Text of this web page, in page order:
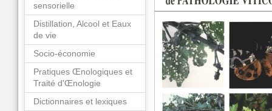
sensorielle
Distillation, Alcool et Eaux
de vie
Socio-économie
Pratiques Œnologiques et
Traité d'Œnologie
Dictionnaires et lexiques